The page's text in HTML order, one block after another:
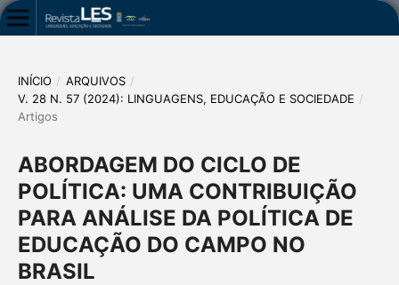
INÍCIO / ARQUIVOS /
V. 28 N. 57 (2024): LINGUAGENS, EDUCAÇÃO E SOCIEDADE /
Artigos
ABORDAGEM DO CICLO DE
POLÍTICA: UMA CONTRIBUIÇÃO
PARA ANÁLISE DA POLÍTICA DE
EDUCAÇÃO DO CAMPO NO
BRASIL